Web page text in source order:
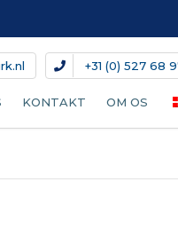
+31 (0) 527 68
KONTAKT OM OS